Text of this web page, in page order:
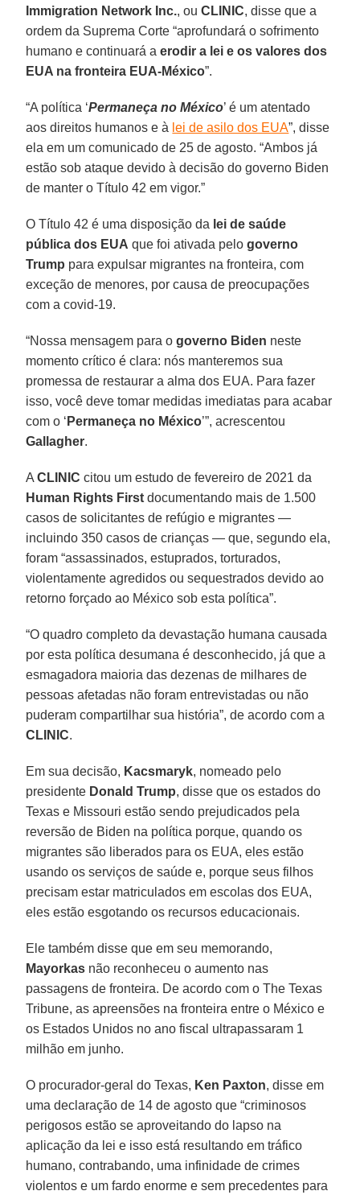
Immigration Network Inc., ouCLINIC, disse que a
ordem da Suprema Corte “aprofundará o sofrimento
humano e continuará aerodir a lei e os valores dos
EUA na fronteira EUA-México”.
“A política ‘Permaneça no México’ é um atentado
aos direitos humanos e à lei de asilo dos EUA”, disse
ela em um comunicado de 25 de agosto. “Ambos já
estão sob ataque devido à decisão do governo Biden
de manter o Título 42 em vigor.”
O Título 42 é uma disposição da lei de saúde
pública dos EUA que foi ativada pelogoverno
Trump para expulsar migrantes na fronteira, com
exceção de menores, por causa de preocupações
com a covid-19.
“Nossa mensagem para ogoverno Biden neste
momento crítico é clara: nós manteremos sua
promessa de restaurar a alma dos EUA. Para fazer
isso, você deve tomar medidas imediatas para acabar
com o ‘ Permaneça no México’”, acrescentou
Gallagher.
ACLINIC citou um estudo de fevereiro de 2021 da
Human Rights First documentando mais de 1.500
casos de solicitantes de refúgio e migrantes —
incluindo 350 casos de crianças — que, segundo ela,
foram “assassinados, estuprados, torturados,
violentamente agredidos ou sequestrados devido ao
retorno forçado ao México sob esta política”.
“O quadro completo da devastação humana causada
por esta política desumana é desconhecido, já que a
esmagadora maioria das dezenas de milhares de
pessoas afetadas não foram entrevistadas ou não
puderam compartilhar sua história”, de acordo com a
CLINIC.
Em sua decisão, Kacsmaryk, nomeado pelo
presidente Donald Trump, disse que os estados do
Texas e Missouri estão sendo prejudicados pela
reversão de Biden na política porque, quando os
migrantes são liberados para os EUA, eles estão
usando os serviços de saúde e, porque seus filhos
precisam estar matriculados em escolas dos EUA,
eles estão esgotando os recursos educacionais.
Ele também disse que em seu memorando,
Mayorkas não reconheceu o aumento nas
passagens de fronteira. De acordo com o The Texas
Tribune, as apreensões na fronteira entre o México e
os Estados Unidos no ano fiscal ultrapassaram 1
milhão em junho.
O procurador-geral do Texas, Ken Paxton, disse em
uma declaração de 14 de agosto que “criminosos
perigosos estão se aproveitando do lapso na
aplicação da lei e isso está resultando em tráfico
humano, contrabando, uma infinidade de crimes
violentos e um fardo enorme e sem precedentes para